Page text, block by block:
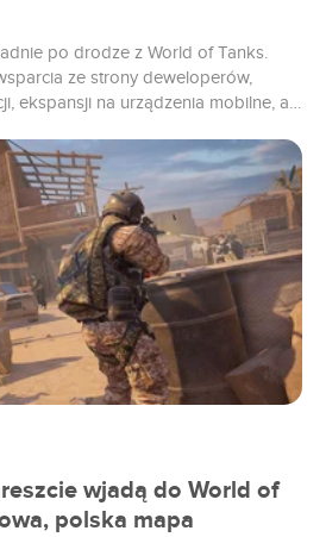
po drodze z World of Tanks.
ze strony deweloperów,
ekspansji na urządzenia mobilne, ale
strzelaninie Caliber od tego
że znajdzie się tutaj polski
wjadą do World of
polska mapa